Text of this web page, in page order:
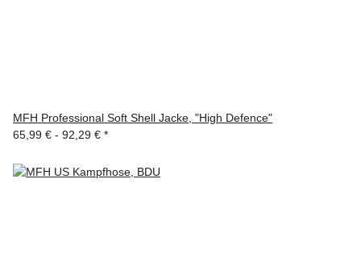
MFH Professional Soft Shell Jacke, "High Defence"
65,99 € - 92,29 € *